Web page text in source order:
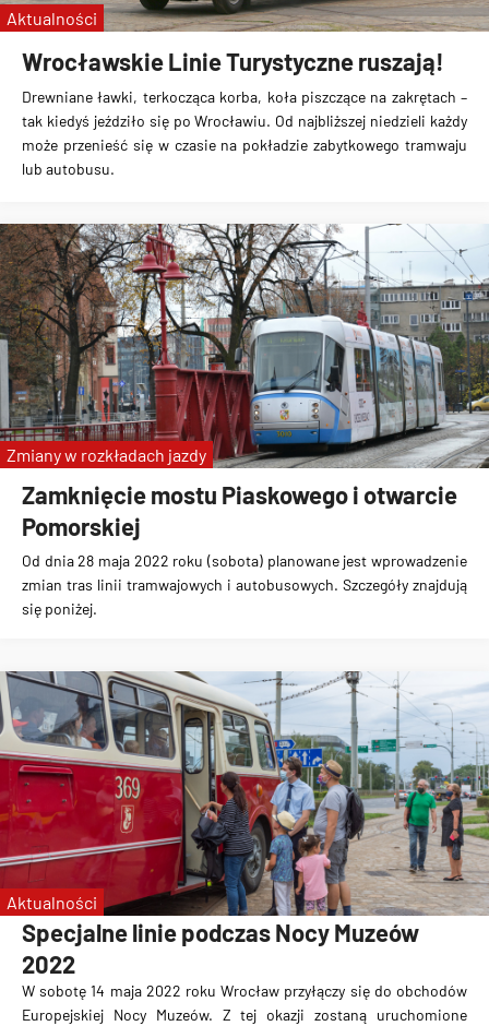
Wrocławskie Linie Turystyczne ruszają!
Drewniane ławki, terkocząca korba, koła piszczące na zakrętach –
tak kiedyś jeździło się po Wrocławiu. Od najbliższej niedzieli każdy
może przenieść się w czasie na pokładzie zabytkowego tramwaju
lub autobusu.
Aktualności
Zamknięcie mostu Piaskowego i otwarcie
Pomorskiej
Od dnia 28 maja 2022 roku (sobota) planowane jest wprowadzenie
zmian tras linii tramwajowych i autobusowych. Szczegóły znajdują
się poniżej.
Zmiany w rozkładach jazdy
Specjalne linie podczas Nocy Muzeów
2022
W sobotę 14 maja 2022 roku Wrocław przyłączy się do obchodów
Europejskiej Nocy Muzeów. Z tej okazji zostaną uruchomione
Aktualności